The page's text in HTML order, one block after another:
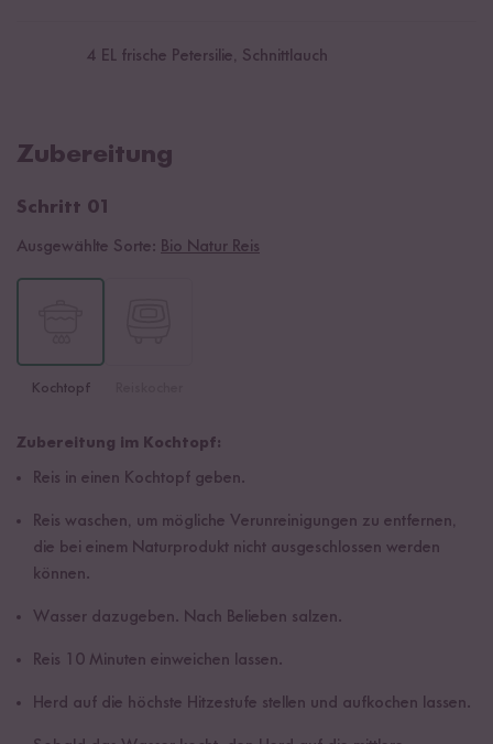
4 EL frische Petersilie, Schnittlauch
Zubereitung
Schritt 01
Ausgewählte Sorte: Bio Natur Reis
Kochtopf
Zubereitung im Kochtopf:
Reis in einen Kochtopf geben.
Reis waschen, um mögliche Verunreinigungen zu entfernen,
die bei einem Naturprodukt nicht ausgeschlossen werden
können.
Wasser dazugeben. Nach Belieben salzen.
Reis 10 Minuten einweichen lassen.
Herd auf die höchste Hitzestufe stellen und aufkochen lassen.